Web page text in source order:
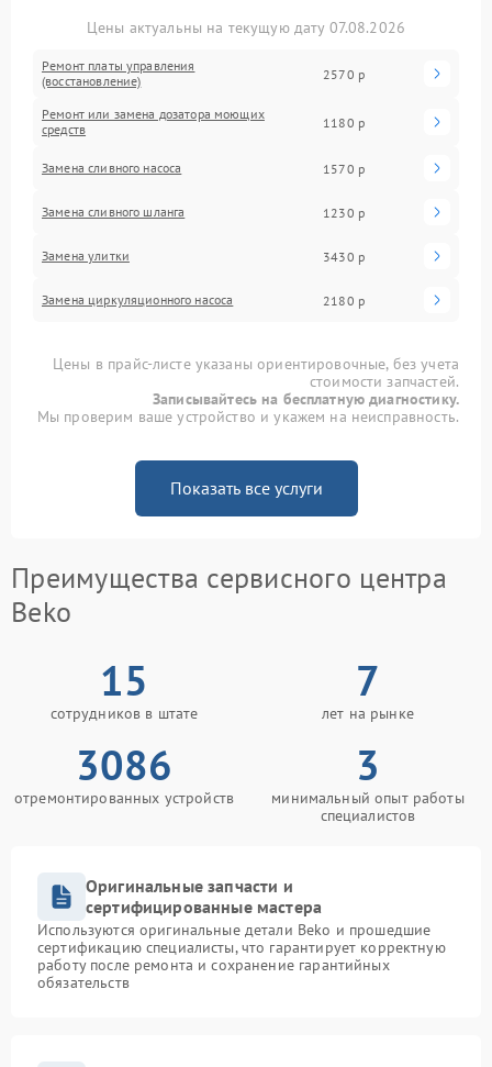
Цены актуальны на текущую дату 07.08.2026
Ремонт платы управления
(восстановление)
2570 р
Ремонт или замена дозатора моющих
средств
1180 р
Замена сливного насоса 1570 р
Замена сливного шланга 1230 р
Замена улитки 3430 р
Замена циркуляционного насоса 2180 р
Цены в прайс-листе указаны ориентировочные, без учета
стоимости запчастей.
Записывайтесь на бесплатную диагностику.
Мы проверим ваше устройство и укажем на неисправность.
Показать все услуги
Преимущества сервисного центра
Beko
15
сотрудников в штате
7
лет на рынке
3086
отремонтированных устройств
3
минимальный опыт работы
специалистов
Оригинальные запчасти и
сертифицированные мастера
Используются оригинальные детали Beko и прошедшие
сертификацию специалисты, что гарантирует корректную
работу после ремонта и сохранение гарантийных
обязательств